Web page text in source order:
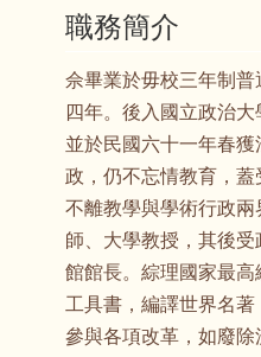
職務簡介
佘畢業於毋校三年制
四年。後入國立政治大
並於民國六十一年春
政，仍不忘情教育，
不離教學與學術行政
師、大學教授，其後
館館長。綜理國家最
工具書，編譯世界名著
參與各項改革，如廢